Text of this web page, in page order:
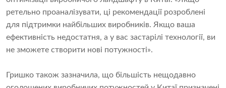
ретельно проаналізувати, ці рекомендації розроблені
для підтримки найбільших виробників. Якщо ваша
ефективність недостатня, а у вас застарілі технології, ви
не зможете створити нові потужності».
Гришко також зазначила, що більшість нещодавно